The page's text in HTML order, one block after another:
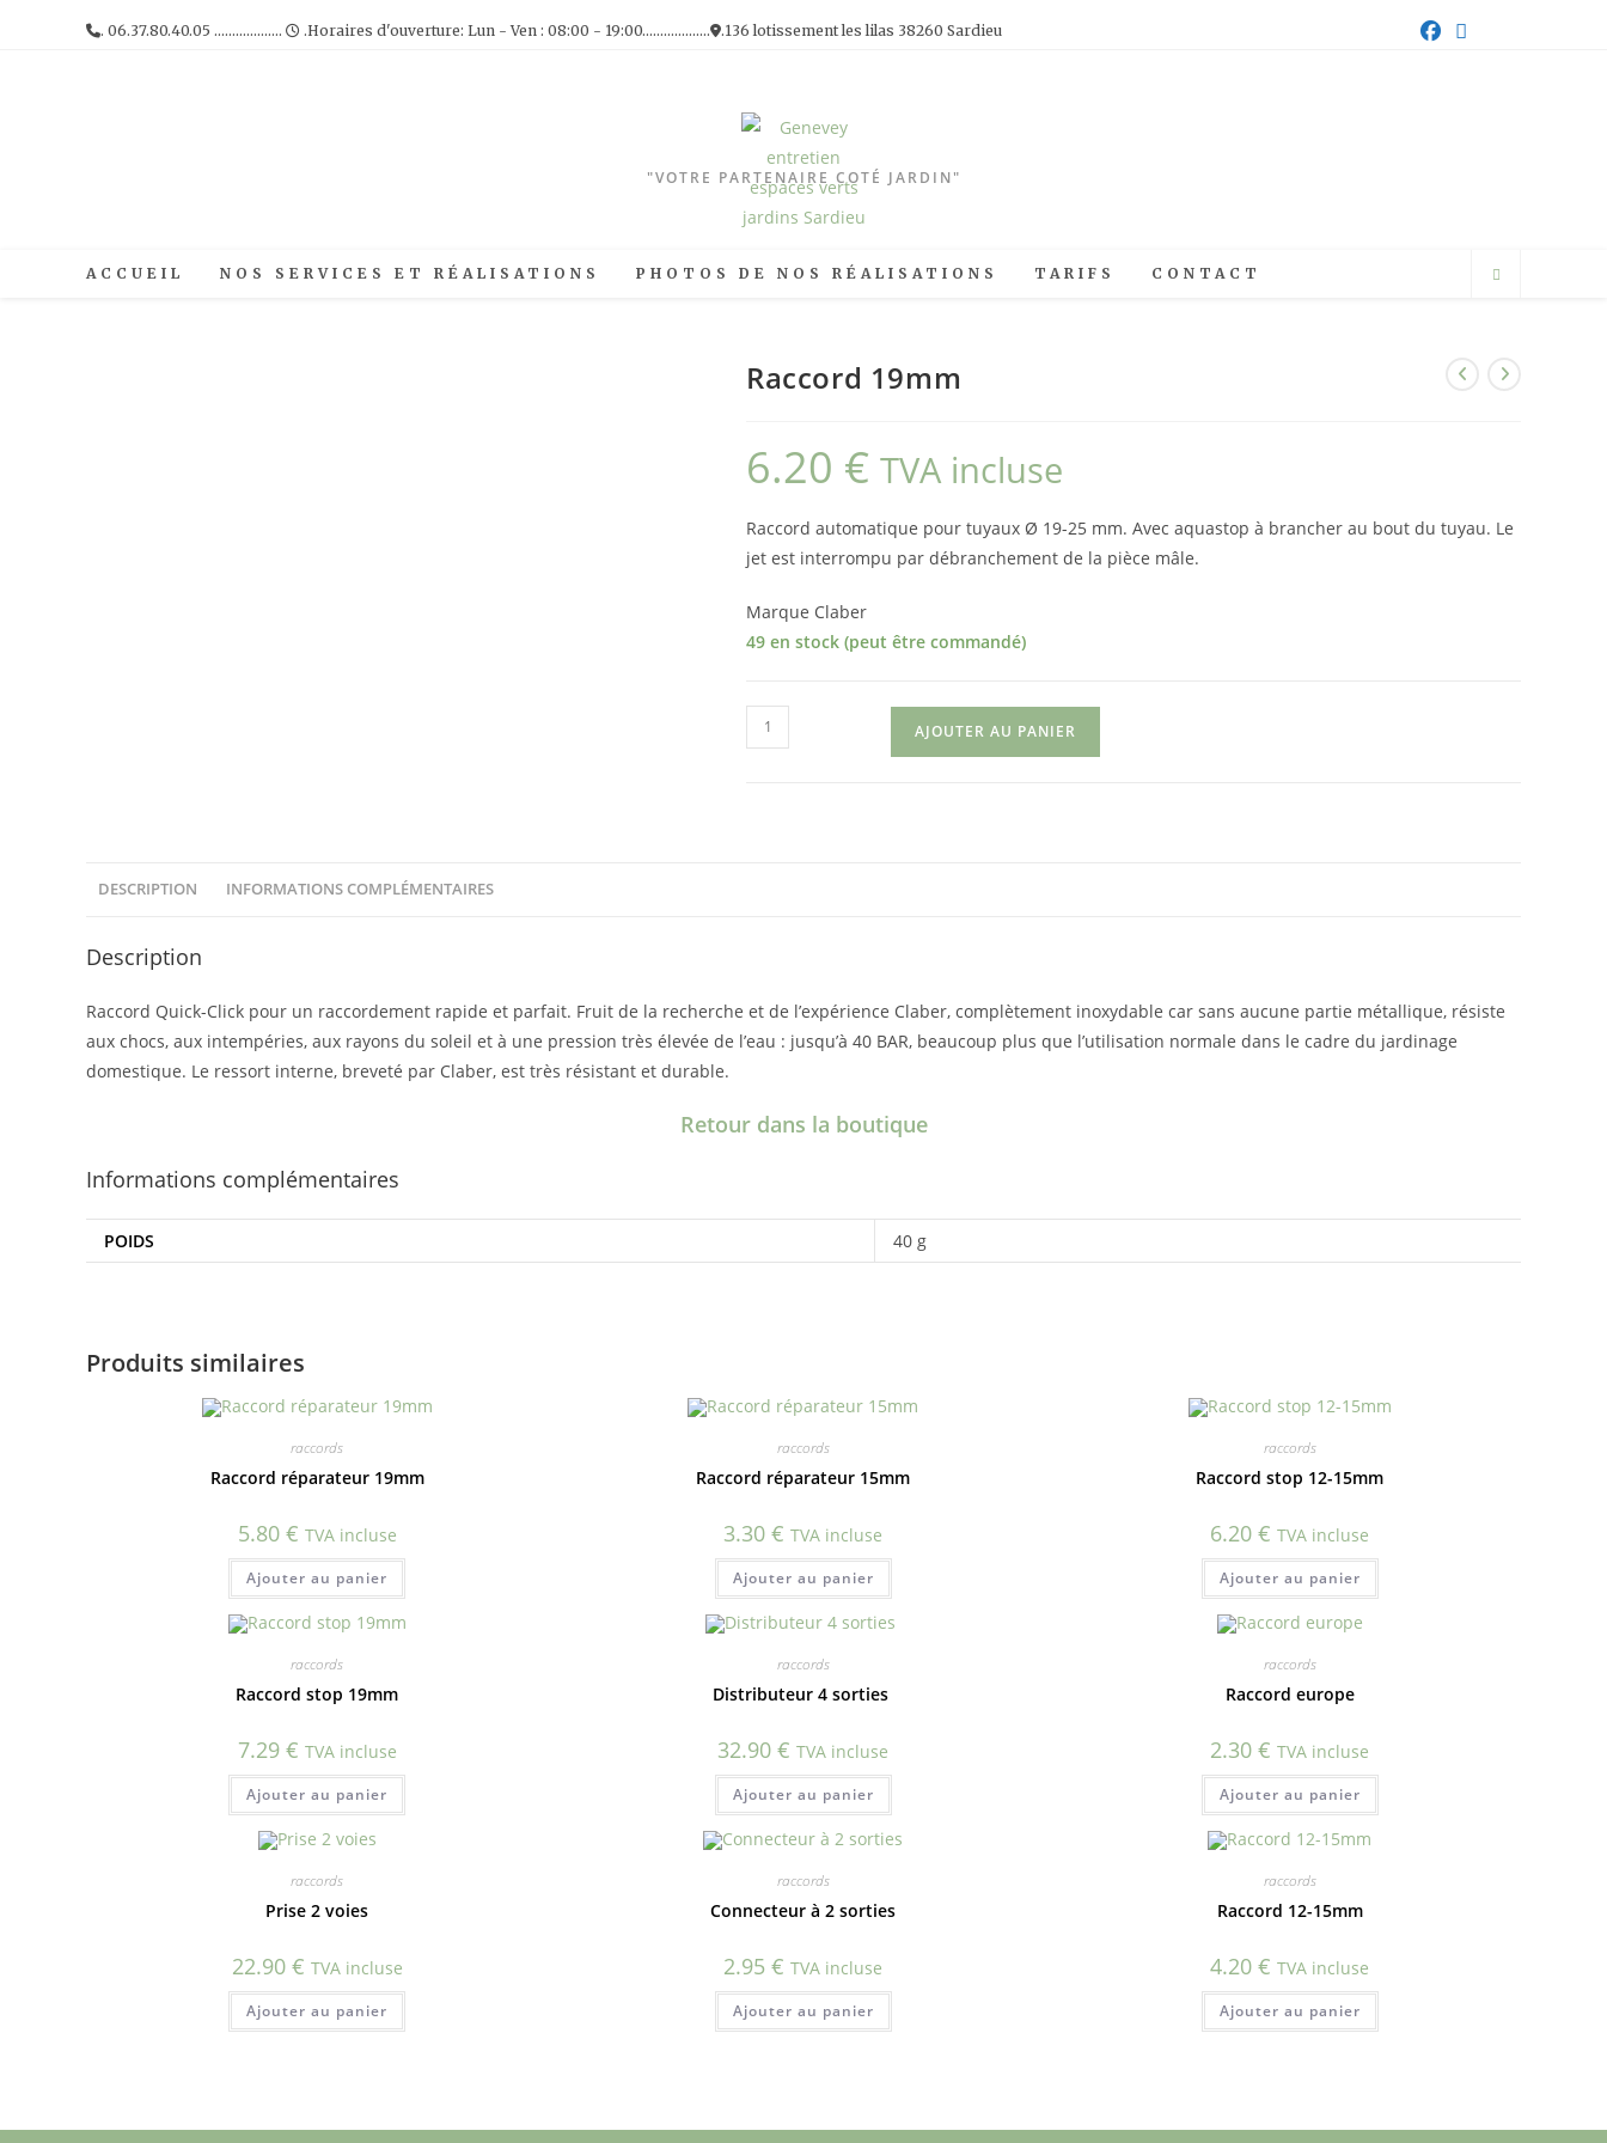
. 06.37.80.40.05 ................... .Horaires d'ouverture: Lun - Ven : 08:00 - 19:00................... .136 lotissement les lilas 38260 Sardieu
"VOTRE PARTENAIRE COTÉ JARDIN"
ACCUEIL NOS SERVICES ET RÉALISATIONS PHOTOS DE NOS RÉALISATIONS TARIFS CONTACT
Raccord 19mm
6.20 € TVA incluse
Raccord automatique pour tuyaux Ø 19-25 mm. Avec aquastop à brancher au bout du tuyau. Le
jet est interrompu par débranchement de la pièce mâle.
Marque Claber
49 en stock (peut être commandé)
quantité
de
AJOUTER AU PANIER
DESCRIPTION INFORMATIONS COMPLÉMENTAIRES
Description
Raccord Quick-Click pour un raccordement rapide et parfait. Fruit de la recherche et de l’expérience Claber, complètement inoxydable car sans aucune partie métallique, résiste
aux chocs, aux intempéries, aux rayons du soleil et à une pression très élevée de l’eau : jusqu’à 40 BAR, beaucoup plus que l’utilisation normale dans le cadre du jardinage
domestique. Le ressort interne, breveté par Claber, est très résistant et durable.
Retour dans la boutique
Informations complémentaires
POIDS 40 g
Produits similaires
raccords
Raccord réparateur 19mm
5.80 € TVA incluse
Ajouter au panier
raccords
Raccord réparateur 15mm
3.30€ TVA incluse
Ajouter au panier
raccords
Raccord stop 12-15mm
6.20€ TVA incluse
Ajouter au panier
raccords
Raccord stop 19mm
7.29 € TVA incluse
Ajouter au panier
raccords
Distributeur 4 sorties
32.90€ TVA incluse
Ajouter au panier
raccords
Raccord europe
2.30€ TVA incluse
Ajouter au panier
raccords
Prise 2 voies
22.90 € TVA incluse
Ajouter au panier
raccords
Connecteur à 2 sorties
2.95€ TVA incluse
Ajouter au panier
raccords
Raccord 12-15mm
4.20€ TVA incluse
Ajouter au panier